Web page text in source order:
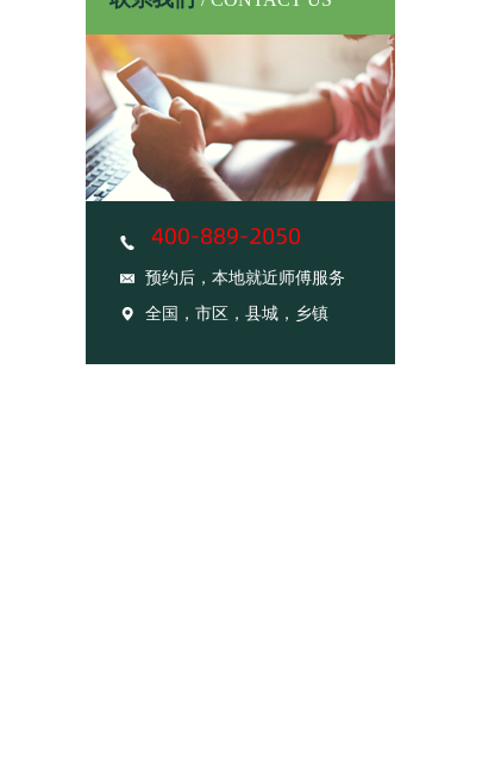
预约后，本地就近师傅服务
全国，市区，县城，乡镇